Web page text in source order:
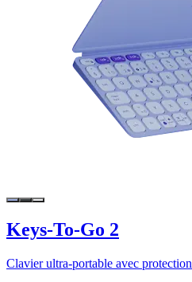
Keys-To-Go 2
Clavier ultra-portable avec protection